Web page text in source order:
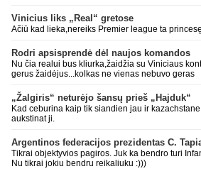
Vinicius liks „Real“ gretose
Ačiū kad lieka,nereiks Premier league ta
Rodri apsisprendė dėl naujos komandos
Nu čia realui bus kliurka,žaidžia su Viniciaus
gerus žaidėjus...kolkas ne vienas nebuvo geras
„Žalgiris“ neturėjo šansų prieš „Hajduk“
Kad ceburina kaip tik siandien jau ir
aukstinat ji.
Tikrai objektyvios pagiros. Juk ka bendro turi
Nu tikrai jokiu bendru reikaliuku :)))